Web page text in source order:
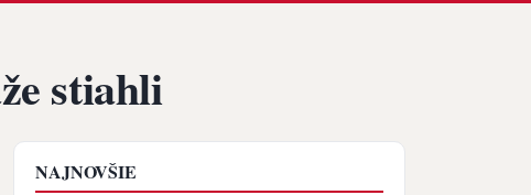
stiahli
NAJNOVŠIE